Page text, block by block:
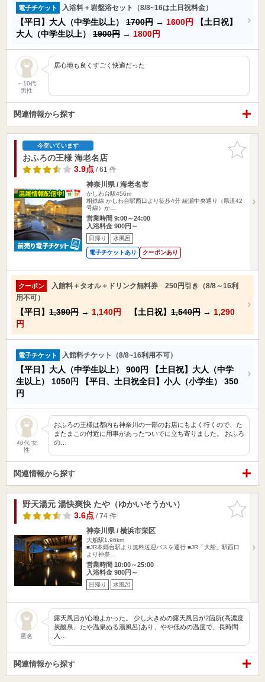
電子チケット 入浴料＋岩盤浴セット（8/8~16は土日祝料金）
【平日】大人（中学生以上） 1700円 → 1600円
【土日祝】
大人（中学生以上） 1900円 → 1800円
～10代
男性
居心地も良くすごく快適だった
関連情報から探す
お気に入
りに追加
今空いています
おふろの王様 海老名店
3.9点/ 61 件
神奈川県 / 海老名市
かしわ台駅456m
相鉄線 かしわ台駅西口より徒歩4分 綾瀬中央通り（県道42
号線）か…
営業時間 9:00～24:00
入浴料金 900円～
日帰り 水風呂
電子チケットあり クーポンあり
クーポン
入館料＋タオル＋ドリンク無料券 250円引き（8/8～16利
用不可）
【平日】 1,390円 → 1,140円 【土日祝】 1,540円 → 1,290
円
電子チケット 入館料チケット（8/8~16利用不可）
【平日】大人（中学生以上） 900円
【土日祝】大人（中学
生以上） 1050円 【平日、土日祝全日】小人（小学生） 350
円
40代 女
性
おふろの王様は都内も神奈川の一部のお店にもよく行くので、た
またまこの付近に用事があったついでに立ち寄りました。 おふろ
の…
関連情報から探す
お気に入
りに追加
野天湯元 湯快爽快 たや（ゆかいそうかい）
3.6点/ 74 件
神奈川県 / 横浜市栄区
大船駅1.96km
■JR本郷台駅より無料送迎バスを運行 ■JR「大船」駅西口
より神奈…
営業時間 10:00～25:00
入浴料金 980円～
日帰り 水風呂
匿名
露天風呂が心地よかった。 少し大きめの露天風呂が2箇所(高濃度
炭酸泉、たや温泉ぬる湯風呂)あり、やや低めの温度で、長時間
入…
関連情報から探す